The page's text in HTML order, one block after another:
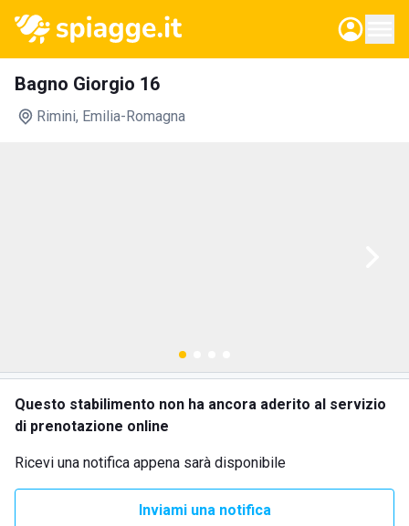
Bagno Giorgio 16
Rimini, Emilia-Romagna
Questo stabilimento non ha ancora aderito al servizio
di prenotazione online
Ricevi una notifica appena sarà disponibile
Inviami una notifica